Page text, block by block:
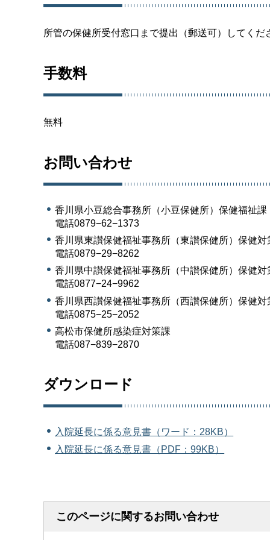
所管の保健所受付窓口まで提出（郵送可）してくだ
手数料
無料
お問い合わせ
香川県小豆総合事務所（小豆保健所）保健福祉課
電話0879−62−1373
香川県東讃保健福祉事務所（東讃保健所）保健対
電話0879−29−8262
香川県中讃保健福祉事務所（中讃保健所）保健対
電話0877−24−9962
香川県西讃保健福祉事務所（西讃保健所）保健対
電話0875−25−2052
高松市保健所感染症対策課
電話087−839−2870
ダウンロード
入院延長に係る意見書（ワード：28KB）
入院延長に係る意見書（PDF：99KB）
このページに関するお問い合わせ